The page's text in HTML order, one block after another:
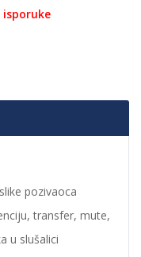
pozivaoca
transfer, mute,
u slušalici